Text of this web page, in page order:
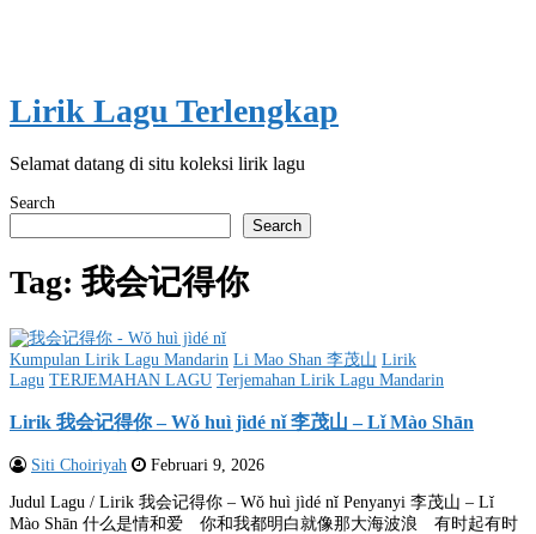
Lirik Lagu Terlengkap
Selamat datang di situ koleksi lirik lagu
Search
Search
Tag: 我会记得你
Posted
in
Kumpulan Lirik Lagu Mandarin Li Mao Shan 李茂山 Lirik
Lagu TERJEMAHAN LAGU Terjemahan Lirik Lagu Mandarin
Lirik 我会记得你 – Wǒ huì jìdé nǐ 李茂山 – Lǐ Mào Shān
Siti Choiriyah Februari 9, 2026
Judul Lagu / Lirik 我会记得你 – Wǒ huì jìdé nǐ Penyanyi 李茂山 – Lǐ
Mào Shān 什么是情和爱 你和我都明白就像那大海波浪 有时起有时